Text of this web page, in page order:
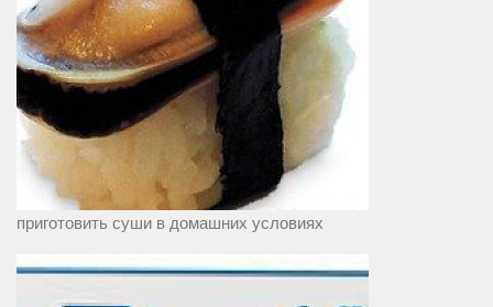
приготовить суши в домашних условиях